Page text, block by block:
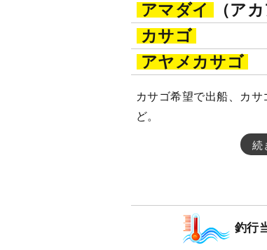
アマダイ
（ア
カサゴ
アヤメカサゴ
カサゴ希望で出船、カ
ど。
続
釣行